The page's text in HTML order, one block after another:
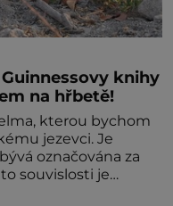
knihy
na hřbetě!
kterou bychom
jezevci. Je
označována za
souvislosti je